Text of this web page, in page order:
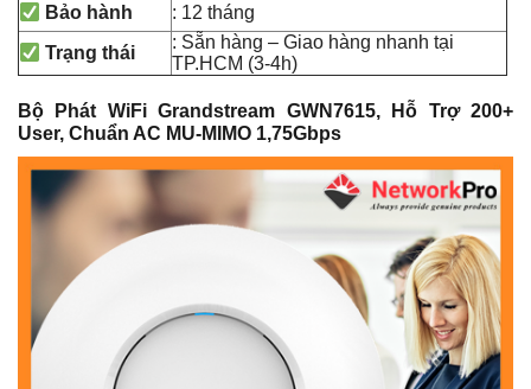
Bảo hành
: 12 tháng
Trạng thái
: Sẵn hàng – Giao hàng nhanh tại
TP.HCM (3-4h)
Bộ Phát WiFi Grandstream GWN7615, Hỗ Trợ 200+
User, Chuẩn AC MU-MIMO 1,75Gbps